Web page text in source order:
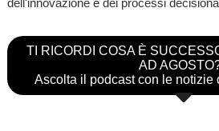
dell'innovazione e dei processi
TI RICORDI COSA È
AD
Ascolta il podcast con le notizie